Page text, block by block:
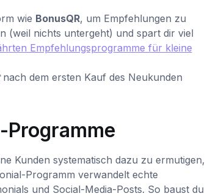
wie BonusQR, um Empfehlungen zu
(weil nichts untergeht) und spart dir viel
Empfehlungsprogramme für kleine
nach dem ersten Kauf des Neukunden
Kunden systematisch dazu zu ermutigen,
Programm verwandelt echte
und Social-Media-Posts. So baust du